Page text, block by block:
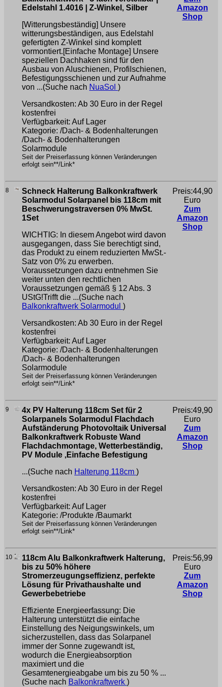
Edelstahl 1.4016 | Z-Winkel, Silber
[Witterungsbeständig] Unsere
witterungsbeständigen, aus Edelstahl
gefertigten Z-Winkel sind komplett
vormontiert.[Einfache Montage] Unsere
speziellen Dachhaken sind für den
Ausbau von Aluschienen, Profilschienen,
Befestigungsschienen und zur Aufnahme
von ...(Suche nach NuaSol )
Versandkosten: Ab 30 Euro in der Regel
kostenfrei
Verfügbarkeit: Auf Lager
Kategorie: /Dach- & Bodenhalterungen
/Dach- & Bodenhalterungen
Solarmodule
Seit der Preiserfassung können Veränderungen
erfolgt sein**/Link*
Amazon
Shop
8
Schneck Halterung Balkonkraftwerk
Solarmodul Solarpanel bis 118cm mit
Beschwerungstraversen 0% MwSt.
1Set
WICHTIG: In diesem Angebot wird davon
ausgegangen, dass Sie berechtigt sind,
das Produkt zu einem reduzierten MwSt.-
Satz von 0% zu erwerben.
Voraussetzungen dazu entnehmen Sie
weiter unten den rechtlichen
Voraussetzungen gemäß § 12 Abs. 3
UStG!Trifft die ...(Suche nach
Balkonkraftwerk Solarmodul )
Versandkosten: Ab 30 Euro in der Regel
kostenfrei
Verfügbarkeit: Auf Lager
Kategorie: /Dach- & Bodenhalterungen
/Dach- & Bodenhalterungen
Solarmodule
Seit der Preiserfassung können Veränderungen
erfolgt sein**/Link*
Preis:44,90
Euro
Zum
Amazon
Shop
9
4x PV Halterung 118cm Set für 2
Solarpanels Solarmodul Flachdach
Aufständerung Photovoltaik Universal
Balkonkraftwerk Robuste Wand
Flachdachmontage, Wetterbeständig,
PV Module ,Einfache Befestigung
...(Suche nach Halterung 118cm )
Versandkosten: Ab 30 Euro in der Regel
kostenfrei
Verfügbarkeit: Auf Lager
Kategorie: /Produkte /Baumarkt
Seit der Preiserfassung können Veränderungen
erfolgt sein**/Link*
Preis:49,90
Euro
Zum
Amazon
Shop
10
118cm Alu Balkonkraftwerk Halterung,
bis zu 50% höhere
Stromerzeugungseffizienz, perfekte
Lösung für Privathaushalte und
Gewerbebetriebe
Effiziente Energieerfassung: Die
Halterung unterstützt die einfache
Einstellung des Neigungswinkels, um
sicherzustellen, dass das Solarpanel
immer der Sonne zugewandt ist,
wodurch die Energieabsorption
maximiert und die
Gesamtenergieabgabe um bis zu 50 % ...
(Suche nach Balkonkraftwerk )
Preis:56,99
Euro
Zum
Amazon
Shop